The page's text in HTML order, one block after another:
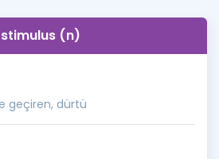
stimulus (n)
geçiren, dürtü